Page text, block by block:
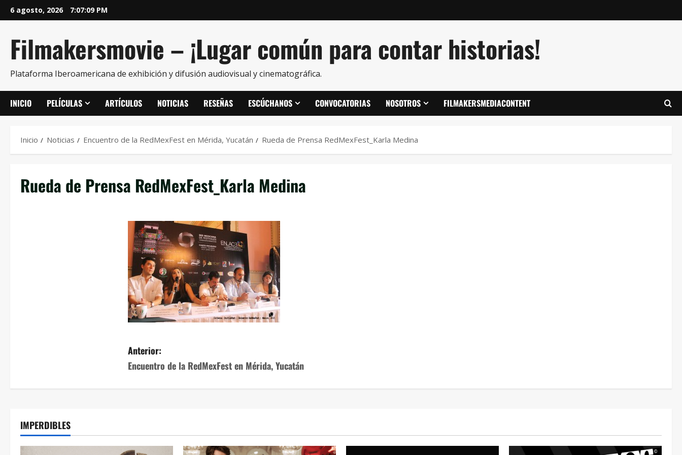
6 agosto, 2026 7:07:10 PM
Filmakersmovie – ¡Lugar común para contar historias!
Plataforma Iberoamericana de exhibición y difusión audiovisual y cinematográfica.
INICIO PELÍCULAS ARTÍCULOS NOTICIAS RESEÑAS ESCÚCHANOS CONVOCATORIAS NOSOTROS FILMAKERSMEDIACONTENT
Inicio Noticias Encuentro de la RedMexFest en Mérida, Yucatán Rueda de Prensa RedMexFest_Karla Medina
Rueda de Prensa RedMexFest_Karla Medina
Anterior:
Encuentro de la RedMexFest en Mérida, Yucatán
IMPERDIBLES